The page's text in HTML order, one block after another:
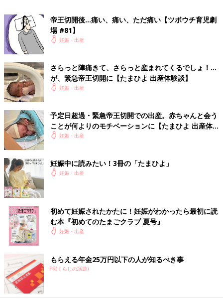
は、幸せな気持ちと同じくらい不安でいっぱいな妊婦生活でし
た。今ではこの貴重な264日の時間を、“幸せ3：不安7”でネガテ
ィブに過ごした自分を少し後悔しています。
もちろん、娘のために編み物をしたり、スタイを縫ったり、出産
初期～中期にかけての私はネットサーフィンの鬼でした。
生まれてきた我が子を見ていると、悩んでいた自分がとてもちっ
ぽけに思えるほど、キラキラとして全力で生きていて、「これか
らは穏やかに幸せな気持ちで過ごそう」と思わせてくれました。
かえるさんの出産体験談 赤ちゃんの写真
つわり（悪阻）、妊娠糖尿病による食事制限を経て、ピラティスやヨガに通って乗
り切った
予定日少し前に前駆陣痛が3日間続き、一度産院から帰されて、
帝王切開後…痛い、痛い、ただ痛い【ツボウチ育児劇
場 #81】
妊娠・出産
さらっと陣痛きて、さらっと産まれてくるでしょ！…
が、緊急帝王切開に【たまひよ 出産体験談】
妊娠・出産
予定日超過・緊急帝王切開での出産。赤ちゃんと会う
ことが何よりのモチベーションに【たまひよ 出産体
験談】妊娠・出産
妊娠中に読みたい！3冊の「たまひよ」
妊娠・出産
初めて妊娠されたかたに！妊娠がわかったら最初に読
む本『初めてのたまごクラブ 夏号』
妊娠・出産
もらえる年金25万円以下の人が知るべき事
PR(くらしの話題)